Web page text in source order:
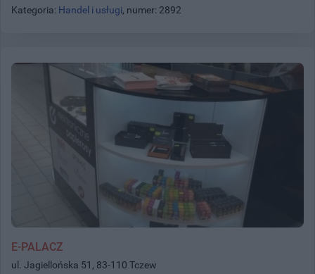
Kategoria: Handel i usługi, numer: 2892
E-PALACZ
ul. Jagiellońska 51, 83-110 Tczew